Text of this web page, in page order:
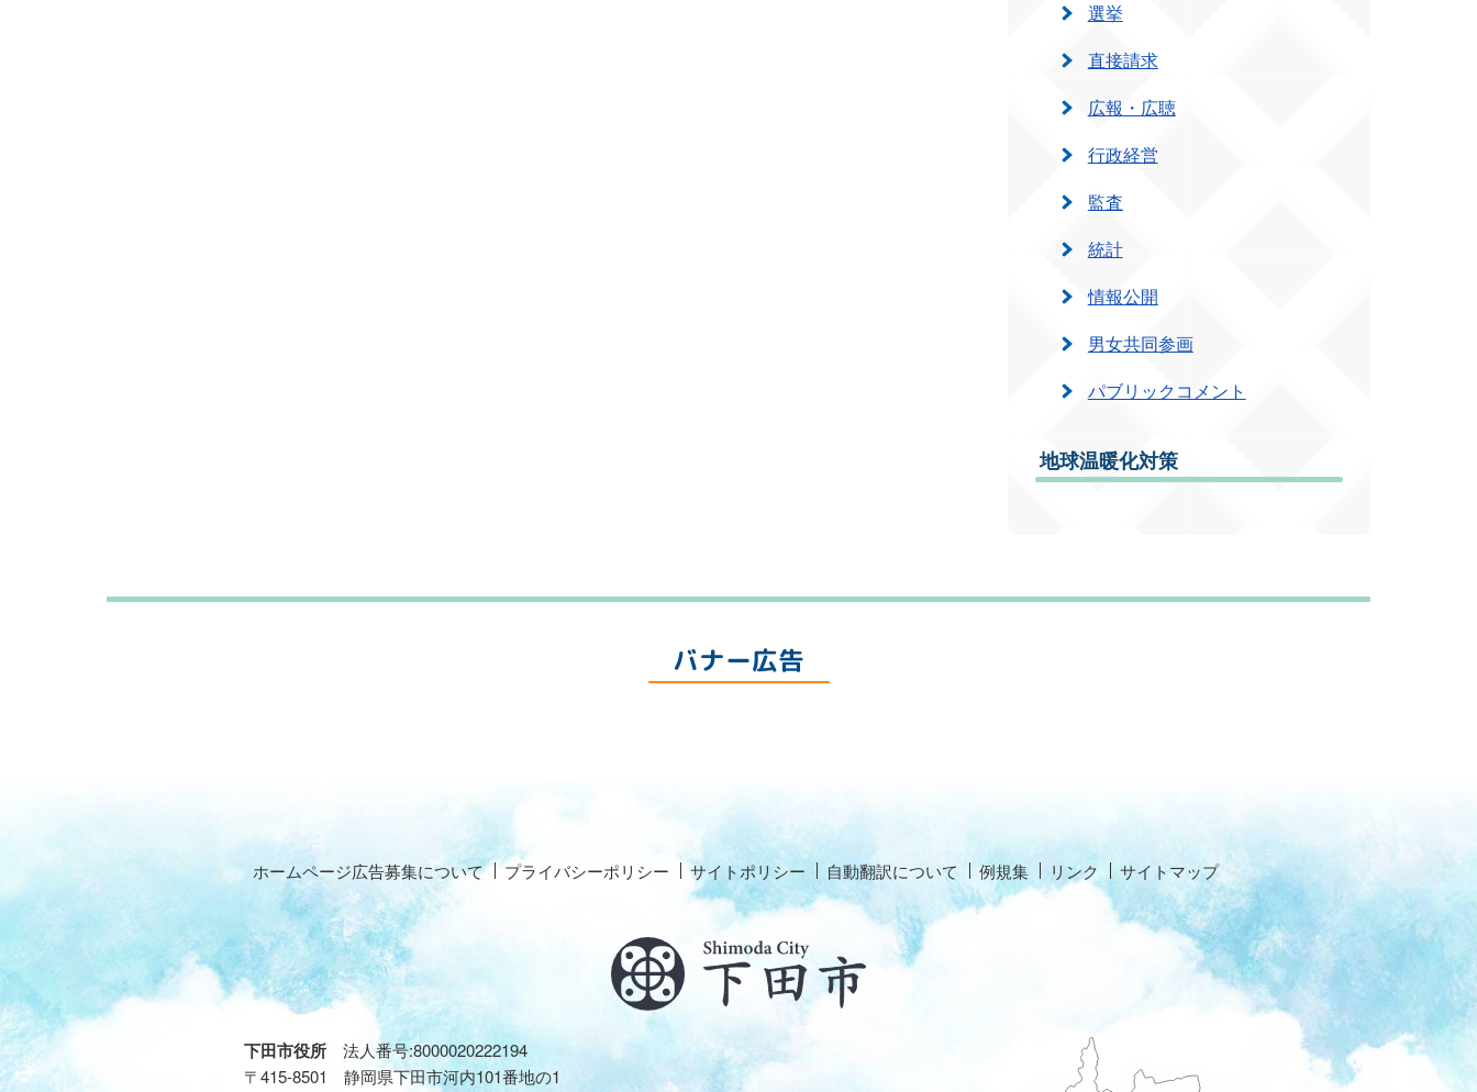
選挙
直接請求
広報・広聴
行政経営
監査
統計
情報公開
男女共同参画
パブリックコメント
地球温暖化対策
バナー広告
ホームページ広告募集について プライバシーポリシー サイトポリシー 自動翻訳について 例規集 リンク サイトマップ
下田市役所 法人番号:8000020222194
〒415-8501 静岡県下田市河内101番地の1